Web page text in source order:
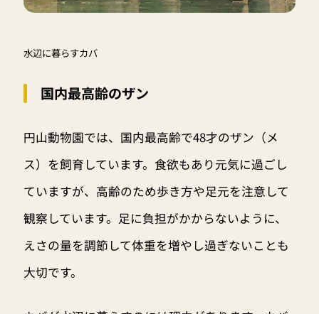
水辺に暮らすカバ
国内最高齢のザン
円山動物園では、国内最高齢で48才のザン（メ
ス）を飼育しています。食欲もあり元気に過ごし
ていますが、高齢のため歩き方や足元を注意して
観察しています。足に負担がかからないように、
えさの量を調節して体重を増やし過ぎないことも
大切です。